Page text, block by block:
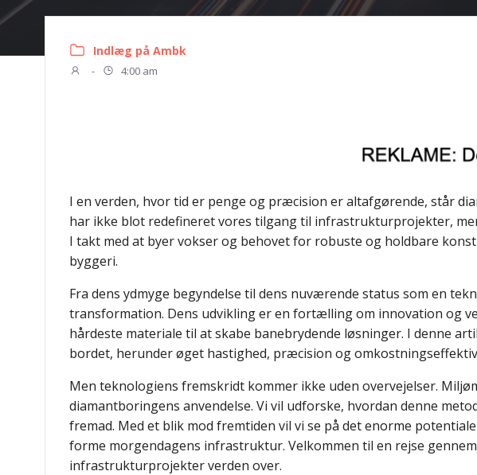
Indlæg på Ambk
- 4:00 am
I en verden, hvor tid er penge og præcision er altafgørende, står
har ikke blot redefineret vores tilgang til infrastrukturprojekter,
I takt med at byer vokser og behovet for robuste og holdbare
byggeri.
Fra dens ydmyge begyndelse til dens nuværende status som en
transformation. Dens udvikling er en fortælling om innovation og
hårdeste materiale til at skabe banebrydende løsninger. I denne
bordet, herunder øget hastighed, præcision og
Men teknologiens fremskridt kommer ikke uden overvejelser.
diamantboringens anvendelse. Vi vil udforske, hvordan denne
fremad. Med et blik mod fremtiden vil vi se på det enorme
forme morgendagens infrastruktur. Velkommen til en rejse
infrastrukturprojekter verden over.